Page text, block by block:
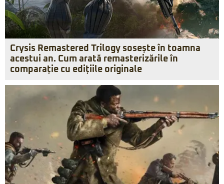
Crysis Remastered Trilogy sosește în toamna
acestui an. Cum arată remasterizările în
comparație cu edițiile originale